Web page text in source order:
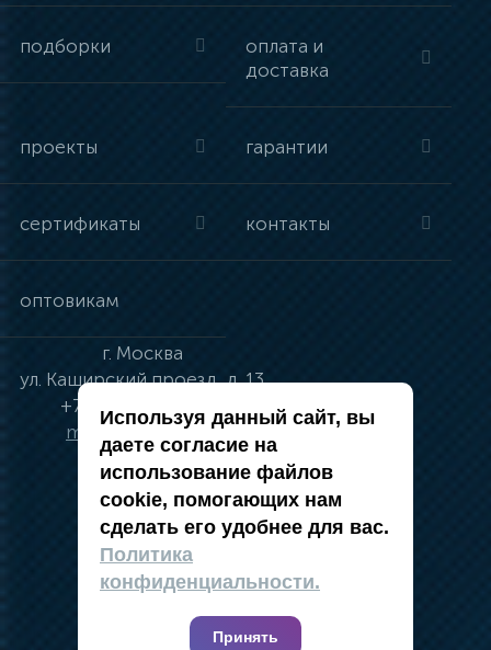
подборки
оплата и
доставка
проекты гарантии
сертификаты контакты
оптовикам
г. Москва
ул. Каширский проезд, д. 13
+7 (495) 134-41-83
moskva@vincci.ru
политика в отношении обработки
персональных данных
публичная оферта
карта сайта
Используя данный сайт, вы
даете согласие на
использование файлов
cookie, помогающих нам
сделать его удобнее для вас.
Политика
конфиденциальности.
Принять